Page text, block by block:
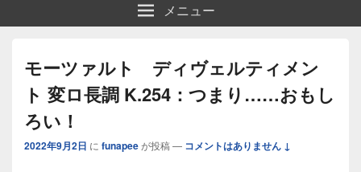
メニュー
モーツァルト ディヴェルティメン
ト 変ロ長調 K.254：つまり……おもし
ろい！
2022年9月2日 に funapeeが投稿 — コメントはありません ↓